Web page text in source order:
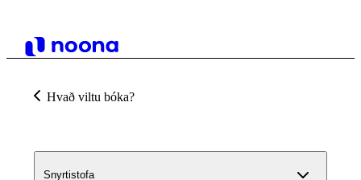
Hvað viltu bóka?
Snyrtistofa